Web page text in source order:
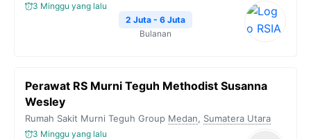
3 Minggu yang lalu
2 Juta - 6 Juta
Bulanan
Perawat RS Murni Teguh Methodist Susanna
Wesley
Rumah Sakit Murni Teguh Group Medan, Sumatera Utara
3 Minggu yang lalu